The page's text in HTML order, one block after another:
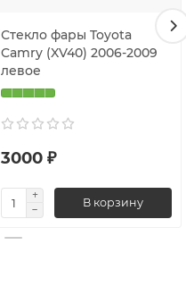
Стекло фары Toyota
Camry (XV40) 2006-2009
левое
3000 ₽
В корзину